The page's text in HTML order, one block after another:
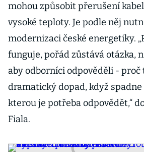
mohou způsobit přerušení
vysoké teploty. Je podle něj
modernizaci české energetiky.
funguje, pořád zůstává otázka,
aby odborníci odpověděli - proč
dramatický dopad, když spadne
kterou je potřeba odpovědět,“
Fiala.